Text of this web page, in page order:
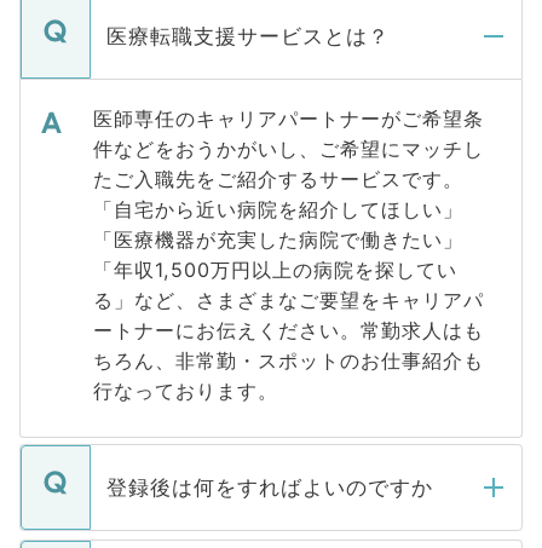
医療転職支援サービスとは？
医師専任のキャリアパートナーがご希望条
件などをおうかがいし、ご希望にマッチし
たご入職先をご紹介するサービスです。
「自宅から近い病院を紹介してほしい」
「医療機器が充実した病院で働きたい」
「年収1,500万円以上の病院を探してい
る」など、さまざまなご要望をキャリアパ
ートナーにお伝えください。常勤求人はも
ちろん、非常勤・スポットのお仕事紹介も
行なっております。
登録後は何をすればよいのですか